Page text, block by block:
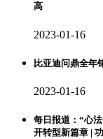
高
2023-01-16
比亚迪问鼎全年
2023-01-16
每日报道：“心
开转型新篇章 |